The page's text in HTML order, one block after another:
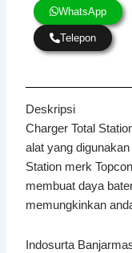
WhatsApp
Telepon
Deskripsi
Charger Total
alat yang
Station merk
membuat daya
memungkinkan
Indosurta